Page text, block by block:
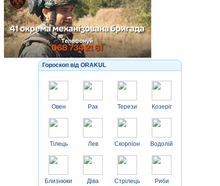
Гороскоп від ORAKUL
Овен
Тілець
Близнюки
Рак
Лев
Діва
Терези
Скорпіон
Стрілець
Козеріг
Водолій
Риби